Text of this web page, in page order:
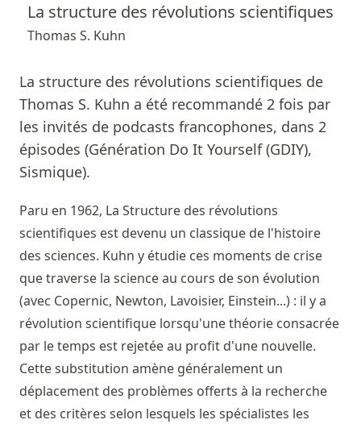
La structure des révolutions scientifiques
Thomas S. Kuhn
La structure des révolutions scientifiques de
Thomas S. Kuhn a été recommandé 2 fois par
les invités de podcasts francophones, dans 2
épisodes (Génération Do It Yourself (GDIY),
Sismique).
Paru en 1962, La Structure des révolutions
scientifiques est devenu un classique de l'histoire
des sciences. Kuhn y étudie ces moments de crise
que traverse la science au cours de son évolution
(avec Copernic, Newton, Lavoisier, Einstein...) : il y a
révolution scientifique lorsqu'une théorie consacrée
par le temps est rejetée au profit d'une nouvelle.
Cette substitution amène généralement un
déplacement des problèmes offerts à la recherche
et des critères selon lesquels les spécialistes les